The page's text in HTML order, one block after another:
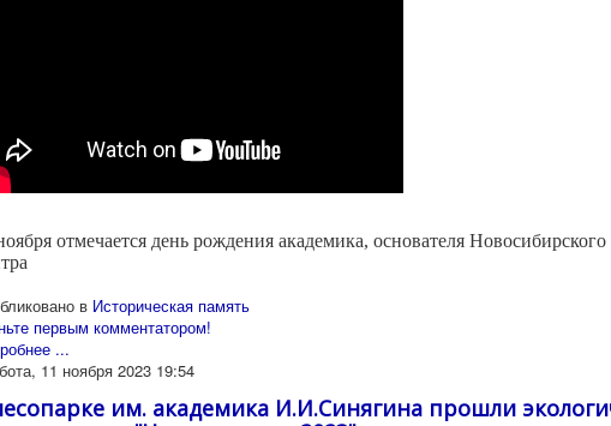
отмечается день рождения академика, основателя Новосибирского
в Историческая память
первым комментатором!
...
11 ноября 2023 19:54
им. академика И.И.Синягина прошли